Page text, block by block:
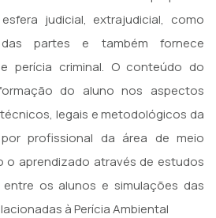
judicial, extrajudicial, como
partes e também fornece
perícia criminal. O conteúdo do
do aluno nos aspectos
legais e metodológicos da
profissional da área de meio
o aprendizado através de estudos
os alunos e simulações das
à Perícia Ambiental